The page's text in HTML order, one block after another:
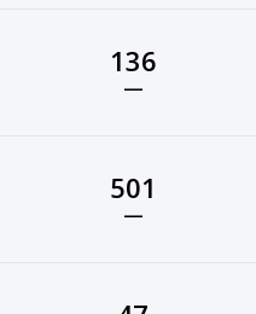
136
—
501
—